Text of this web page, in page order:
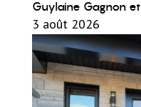
Guylaine Gagnon
3 août 2026